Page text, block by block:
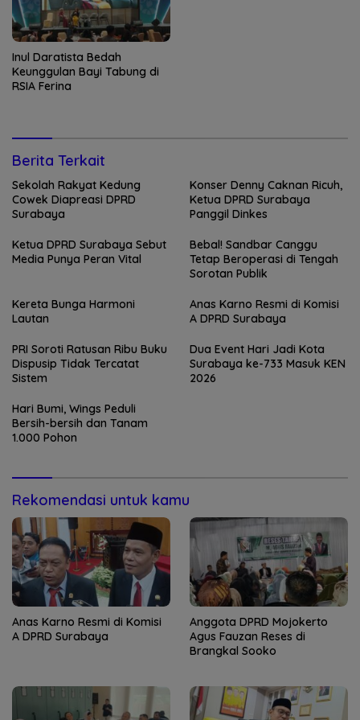
Inul Daratista Bedah
Keunggulan Bayi Tabung di
RSIA Ferina
Berita Terkait
Sekolah Rakyat Kedung
Cowek Diapreasi DPRD
Surabaya
Konser Denny Caknan Ricuh,
Ketua DPRD Surabaya
Panggil Dinkes
Ketua DPRD Surabaya Sebut
Media Punya Peran Vital
Bebal! Sandbar Canggu
Tetap Beroperasi di Tengah
Sorotan Publik
Kereta Bunga Harmoni
Lautan
Anas Karno Resmi di Komisi
A DPRD Surabaya
PRI Soroti Ratusan Ribu Buku
Dispusip Tidak Tercatat
Sistem
Dua Event Hari Jadi Kota
Surabaya ke-733 Masuk KEN
2026
Hari Bumi, Wings Peduli
Bersih-bersih dan Tanam
1.000 Pohon
Rekomendasi untuk kamu
Anas Karno Resmi di Komisi
A DPRD Surabaya
Anggota DPRD Mojokerto
Agus Fauzan Reses di
Brangkal Sooko